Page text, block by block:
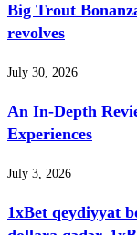
Big Trout
revolves
July 30, 2026
An In-Depth
Experiences
July 3, 2026
1xBet qeydiyyat